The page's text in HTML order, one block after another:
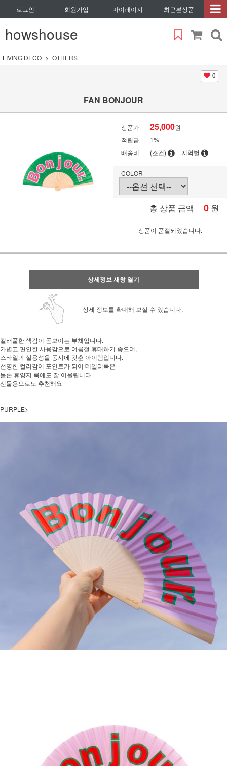
로그인 회원가입 마이페이지 최근본상품
howshouse
LIVING DECO OTHERS
0
FAN BONJOUR
상품가 25,000원
적립금
1%
배송비
(조건) 지역별
COLOR
총 상품 금액 0 원
상품이 품절되었습니다.
상세정보 새창 열기
상세 정보를 확대해 보실 수 있습니다.
컬러풀한 색감이 돋보이는 부채입니다.
가볍고 편안한 사용감으로 여름철 휴대하기 좋으며,
스타일과 실용성을 동시에 갖춘 아이템입니다.
선명한 컬러감이 포인트가 되어 데일리룩은
물론 휴양지 룩에도 잘 어울립니다.
선물용으로도 추천해요
PURPLE>